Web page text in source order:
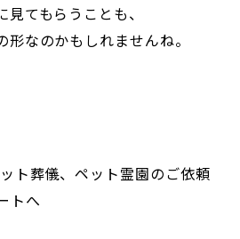
てもらうことも、
なのかもしれませんね。
ト葬儀、ペット霊園のご依頼
トへ